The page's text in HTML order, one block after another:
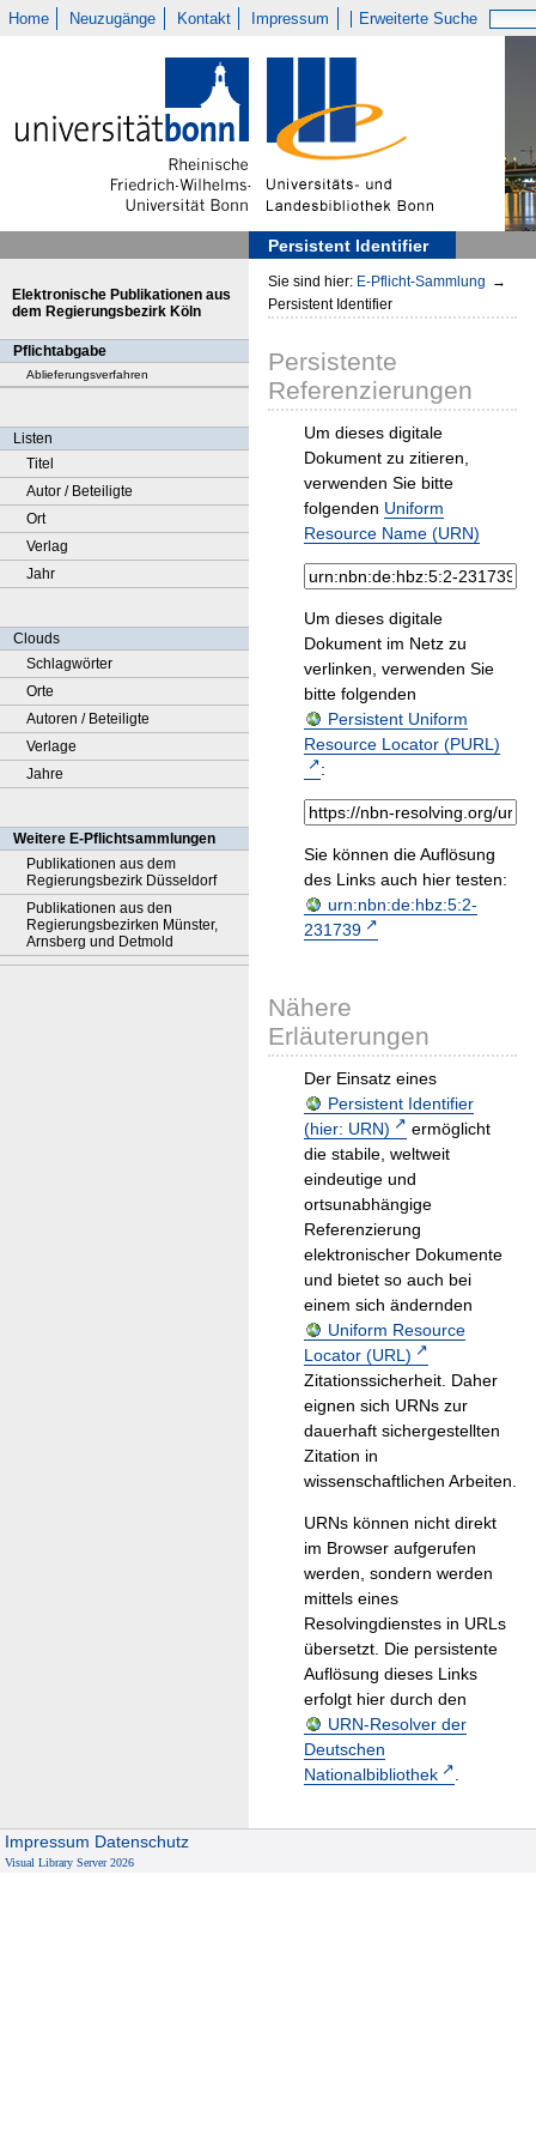
Home Neuzugänge Kontakt Impressum Erweiterte Suche
Persistent Identifier
Elektronische Publikationen aus
dem Regierungsbezirk Köln
Pflichtabgabe
Ablieferungsverfahren
Listen
Titel
Autor / Beteiligte
Ort
Verlag
Jahr
Clouds
Schlagwörter
Orte
Autoren / Beteiligte
Verlage
Jahre
Weitere E-Pflichtsammlungen
Publikationen aus dem
Regierungsbezirk Düsseldorf
Publikationen aus den
Regierungsbezirken Münster,
Arnsberg und Detmold
Sie sind hier: E-Pflicht-Sammlung →
Persistent Identifier
Persistente
Referenzierungen
Um dieses digitale
Dokument zu zitieren,
verwenden Sie bitte
folgenden Uniform
Resource Name (URN)
Um dieses digitale
Dokument im Netz zu
verlinken, verwenden Sie
bitte folgenden
Persistent Uniform
Resource Locator (PURL)
:
Sie können die Auflösung
des Links auch hier testen:
urn:nbn:de:hbz:5:2-
231739
Nähere
Erläuterungen
Der Einsatz eines
Persistent Identifier
(hier: URN)
ermöglicht
die stabile, weltweit
eindeutige und
ortsunabhängige
Referenzierung
elektronischer Dokumente
und bietet so auch bei
einem sich ändernden
Uniform Resource
Locator (URL)
Zitationssicherheit. Daher
eignen sich URNs zur
dauerhaft sichergestellten
Zitation in
wissenschaftlichen Arbeiten.
URNs können nicht direkt
im Browser aufgerufen
werden, sondern werden
mittels eines
Resolvingdienstes in URLs
übersetzt. Die persistente
Auflösung dieses Links
erfolgt hier durch den
URN-Resolver der
Deutschen
Nationalbibliothek
.
Impressum Datenschutz
Visual Library Server 2026